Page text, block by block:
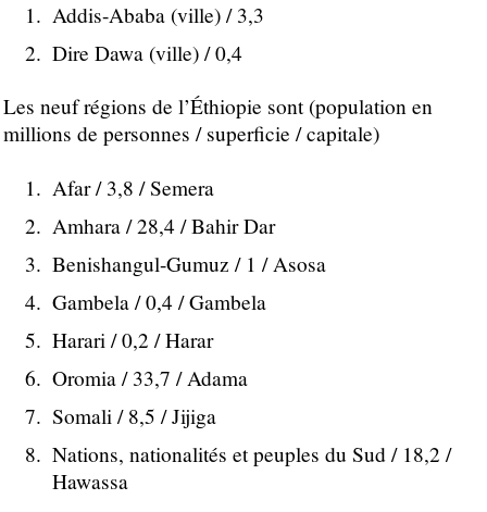
Addis-Ababa (ville) / 3,3
Dire Dawa (ville) / 0,4
Les neuf régions de l’Éthiopie sont (population en
millions de personnes / superficie / capitale)
Afar / 3,8 / Semera
Amhara / 28,4 / Bahir Dar
Benishangul-Gumuz / 1 / Asosa
Gambela / 0,4 / Gambela
Harari / 0,2 / Harar
Oromia / 33,7 / Adama
Somali / 8,5 / Jijiga
Nations, nationalités et peuples du Sud / 18,2 /
Hawassa